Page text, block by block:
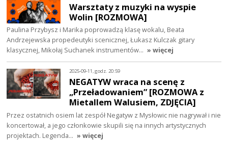
Warsztaty z muzyki na wyspie
Wolin [ROZMOWA]
Paulina Przybysz i Marika poprowadzą klasę wokalu, Beata
Andrzejewska propedeutyki scenicznej, Łukasz Kulczak gitary
klasycznej, Mikołaj Suchanek instrumentów… » więcej
2025-09-11, godz. 20:59
NEGATYW wraca na scenę z
„Przeładowaniem” [ROZMOWA z
Mietallem Walusiem, ZDJĘCIA]
Przez ostatnich osiem lat zespół Negatyw z Mysłowic nie nagrywał i nie
koncertował, a jego członkowie skupili się na innych artystycznych
projektach. Legenda… » więcej